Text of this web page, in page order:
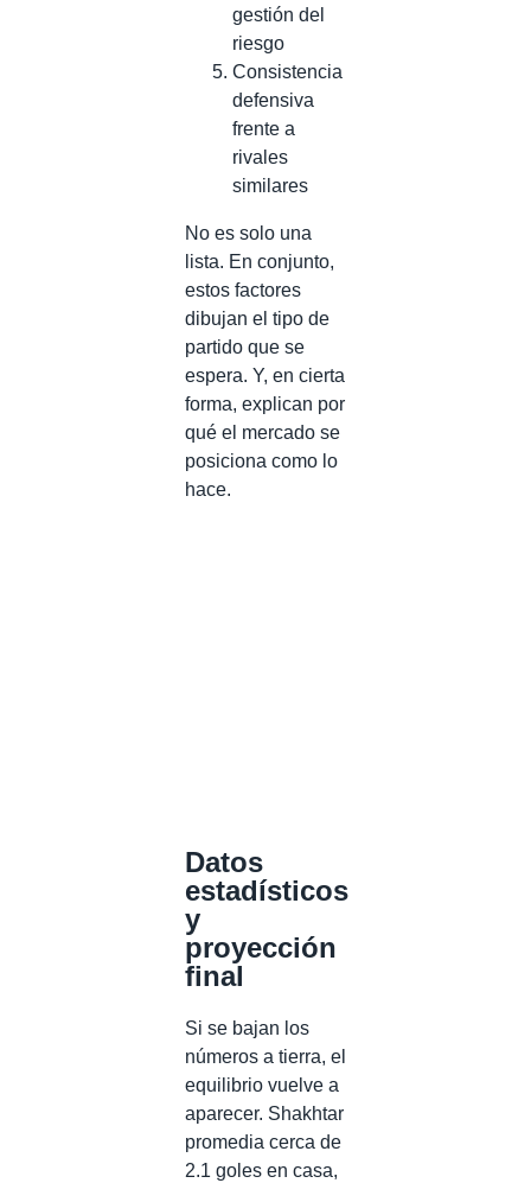
gestión del
riesgo
Consistencia
defensiva
frente a
rivales
similares
No es solo una
lista. En conjunto,
estos factores
dibujan el tipo de
partido que se
espera. Y, en cierta
forma, explican por
qué el mercado se
posiciona como lo
hace.
Datos
estadísticos
y
proyección
final
Si se bajan los
números a tierra, el
equilibrio vuelve a
aparecer. Shakhtar
promedia cerca de
2.1 goles en casa,